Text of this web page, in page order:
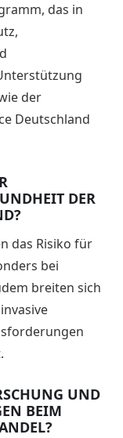
das in
der
Deutschland
DER
das Risiko für
bei
breiten sich
UND
BEIM